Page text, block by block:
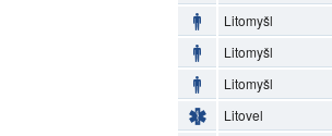
Litomyšl
Litomyšl
Litomyšl
Litovel